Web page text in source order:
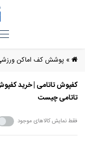
» پوشش کف اماکن
کفپوش تاتامی | خرید
تاتامی چیست
فقط نمایش کالاهای موجود